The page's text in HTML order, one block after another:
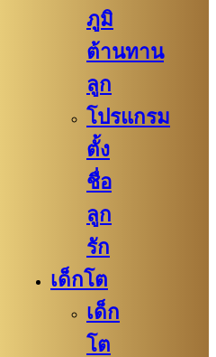
ภูมิ
ต้านทาน
ลูก
โปรแกรม
ตั้ง
ชื่อ
ลูก
รัก
เด็กโต
เด็ก
โต